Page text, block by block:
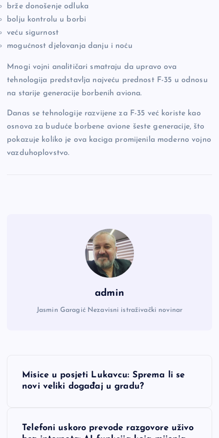
brže donošenje odluka
bolju kontrolu u borbi
veću sigurnost
mogućnost djelovanja danju i noću
Mnogi vojni analitičari smatraju da upravo ova
tehnologija predstavlja najveću prednost F-35 u odnosu
na starije generacije borbenih aviona.
Danas se tehnologije razvijene za F-35 već koriste kao
osnova za buduće borbene avione šeste generacije, što
pokazuje koliko je ova kaciga promijenila moderno vojno
vazduhoplovstvo.
admin
Jasmin Garagić Nezavisni istraživački novinar
NMisice u posjeti Lukavcu: Sprema li se
novi veliki događaj u gradu?
Telefoni uskoro prevode razgovore uživo